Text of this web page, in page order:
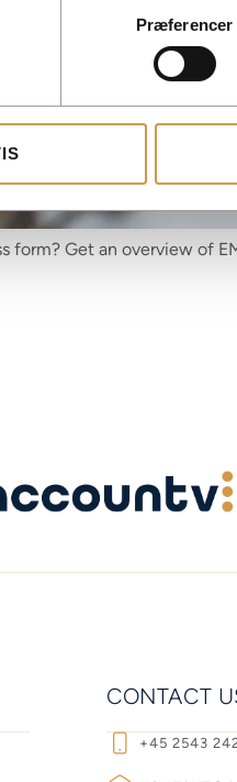
Præferencer
form? Get an overview of
CONTACT
+45 2543